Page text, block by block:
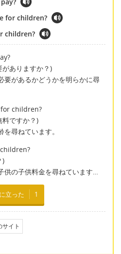
for children?
children?
ありますか？)
要があるかどうかを明らかに尋
children?
料ですか？)
尋ねています。
)
供の子供料金を尋ねています…
立った 1
サイト